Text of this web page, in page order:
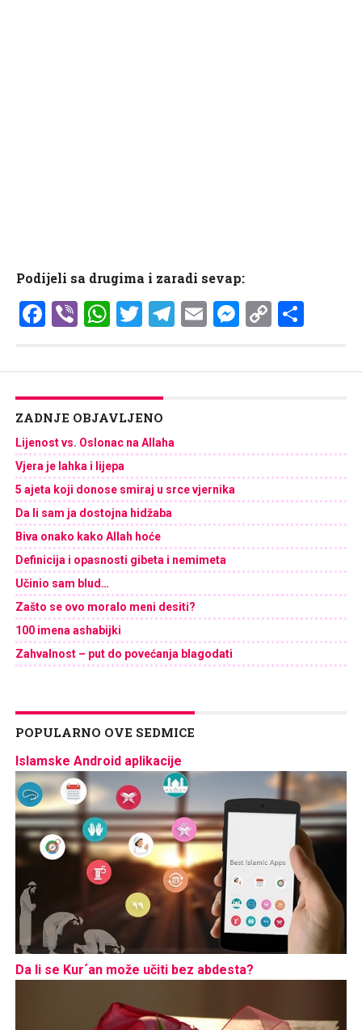
Podijeli sa drugima i zaradi sevap:
Facebook
ViberWhatsApp
Twitter
Telegram
EmailCopy
ZADNJE OBJAVLJENO
Lijenost vs. Oslonac na Allaha
Vjera je lahka i lijepa
5 ajeta koji donose smiraj u srce vjernika
Da li sam ja dostojna hidžaba
Biva onako kako Allah hoće
Definicija i opasnosti gibeta i nemimeta
Učinio sam blud…
Zašto se ovo moralo meni desiti?
100 imena ashabijki
Zahvalnost – put do povećanja blagodati
POPULARNO OVE SEDMICE
Islamske Android aplikacije
Da li se Kur´an može učiti bez abdesta?